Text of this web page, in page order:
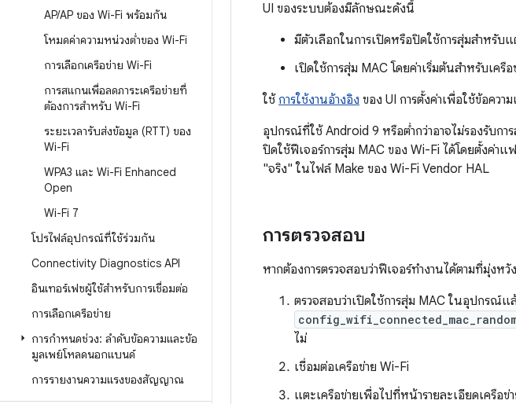
AP/AP ของ Wi-Fi พร้อมกัน
โหมดค่าความหน่วงต่ำของ Wi-Fi
การเลือกเครือข่าย Wi-Fi
การสแกนเพื่อลดภาระเครือข่ายที่
ต้องการสำหรับ Wi-Fi
ระยะเวลารับส่งข้อมูล (RTT) ของ
Wi-Fi
WPA3 และ Wi-Fi Enhanced
Open
Wi-Fi 7
โปรไฟล์อุปกรณ์ที่ใช้ร่วมกัน
Connectivity Diagnostics API
อินเทอร์เฟซผู้ใช้สำหรับการเชื่อมต่อ
การเลือกเครือข่าย
การกำหนดช่วง: ลำดับข้อความและข้อ
มูลเพย์โหลดนอกแบนด์
การรายงานความแรงของสัญญาณ
UI ของระบบต้องมีลักษณะดังนี้
มีตัวเลือกในการเปิดหรือปิดใช้การสุ่มสำหรับแ
เปิดใช้การสุ่ม MAC โดยค่าเริ่มต้นสำหรับเค
ใช้ การใช้งานอ้างอิง ของ UI การตั้งค่าเพื่อใช้ข้อควา
อุปกรณ์ที่ใช้ Android 9 หรือต่ำกว่าอาจไม่รองรับก
ปิดใช้ฟีเจอร์การสุ่ม MAC ของ Wi-Fi ได้โดยตั้งค่าแ
"จริง" ในไฟล์ Make ของ Wi-Fi Vendor HAL
การตรวจสอบ
หากต้องการตรวจสอบว่าฟีเจอร์ทำงานได้ตามที่มุ่งห
ตรวจสอบว่าเปิดใช้การสุ่ม MAC ในอุปกรณ์แล้
ไม่
เชื่อมต่อเครือข่าย Wi-Fi
แตะเครือข่ายเพื่อไปที่หน้ารายละเอียดเครือ